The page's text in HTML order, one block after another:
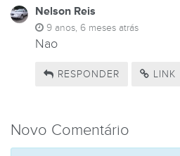
Nelson Reis
9 anos, 6 meses atrás
Nao
RESPONDER LINK
Novo Comentário